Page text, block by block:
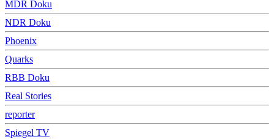
MDR Doku
NDR Doku
Phoenix
Quarks
RBB Doku
Real Stories
reporter
Spiegel TV